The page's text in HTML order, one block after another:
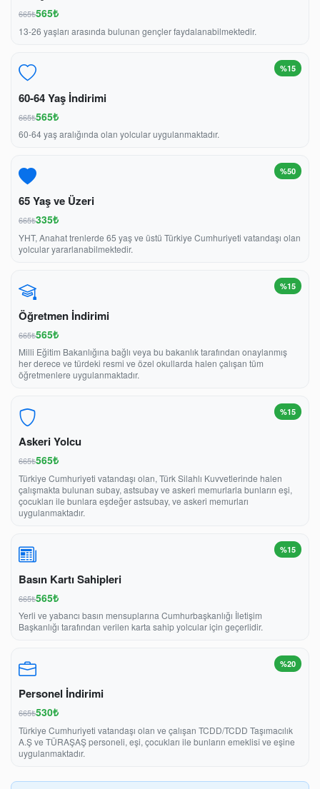
665₺565₺
13-26 yaşları arasında bulunan gençler faydalanabilmektedir.
%15
60-64 Yaş İndirimi
665₺565₺
60-64 yaş aralığında olan yolcular uygulanmaktadır.
%50
65 Yaş ve Üzeri
665₺335₺
YHT, Anahat trenlerde 65 yaş ve üstü Türkiye Cumhuriyeti vatandaşı olan
yolcular yararlanabilmektedir.
%15
Öğretmen İndirimi
665₺565₺
Milli Eğitim Bakanlığına bağlı veya bu bakanlık tarafından onaylanmış
her derece ve türdeki resmi ve özel okullarda halen çalışan tüm
öğretmenlere uygulanmaktadır.
%15
Askeri Yolcu
665₺565₺
Türkiye Cumhuriyeti vatandaşı olan, Türk Silahlı Kuvvetlerinde halen
çalışmakta bulunan subay, astsubay ve askeri memurlarla bunların eşi,
çocukları ile bunlara eşdeğer astsubay, ve askeri memurları
uygulanmaktadır.
%15
Basın Kartı Sahipleri
665₺565₺
Yerli ve yabancı basın mensuplarına Cumhurbaşkanlığı İletişim
Başkanlığı tarafından verilen karta sahip yolcular için geçerlidir.
%20
Personel İndirimi
665₺530₺
Türkiye Cumhuriyeti vatandaşı olan ve çalışan TCDD/TCDD Taşımacılık
A.Ş ve TÜRAŞAŞ personeli, eşi, çocukları ile bunların emeklisî ve eşine
uygulanmaktadır.